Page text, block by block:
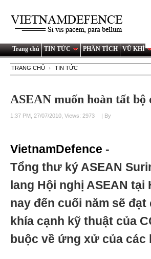
Trang chủ TIN TỨC PHÂN TÍCH VŨ KHÍ
TRANG CHỦ TIN TỨC
ASEAN muốn hoàn tất
1:37 PM, 27/07/2010, Views: 2973 | By
VietnamDefence -
Tổng thư ký ASEAN
lang Hội nghị ASEAN
nay đến cuối năm sẽ
khía cạnh kỹ thuật của
buộc về ứng xử của các